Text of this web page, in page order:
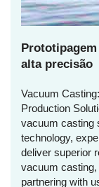
alta precisão
Vacuum
Production
vacuum casting
technology,
deliver superior
vacuum
partnering with